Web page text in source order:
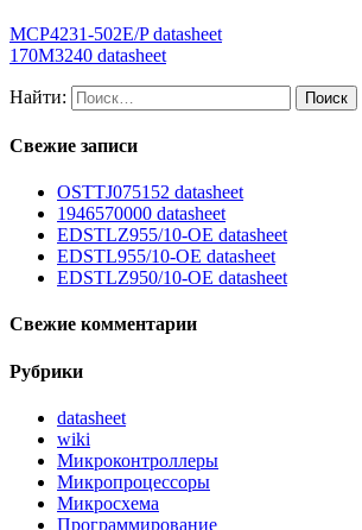
MCP4231-502E/P datasheet
170M3240 datasheet
Найти:
Свежие записи
OSTTJ075152 datasheet
1946570000 datasheet
EDSTLZ955/10-OE datasheet
EDSTL955/10-OE datasheet
EDSTLZ950/10-OE datasheet
Свежие комментарии
Рубрики
datasheet
wiki
Микроконтроллеры
Микропроцессоры
Микросхема
Программирование